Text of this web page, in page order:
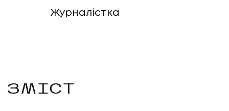
Журналістка
ЗМІСТ